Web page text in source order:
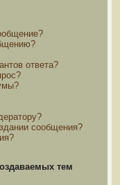
ответа?
сообщения?
тем